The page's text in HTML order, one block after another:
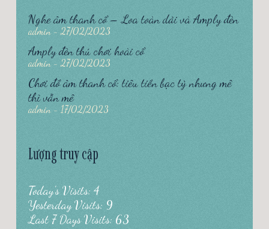
Nghe âm thanh cổ – Loa toàn dải và Amply đèn
admin 27/02/2023
Amply đèn thú chơi hoài cổ
admin 27/02/2023
Chơi đồ âm thanh cổ: tiêu tiền bạc tỷ nhưng mê
thì vẫn mê
admin 17/02/2023
Lượng truy cập
Today's Visits: 4
Yesterday Visits: 9
Last 7 Days Visits: 63